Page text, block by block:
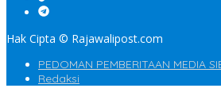
Hak Cipta © Rajawalipost.com
PEDOMAN PEMBERITAAN MEDIA
Redaksi